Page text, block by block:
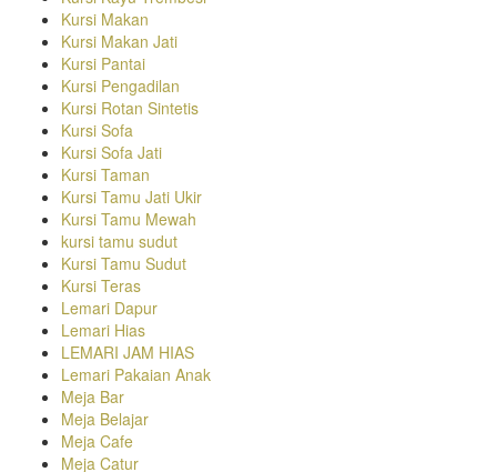
Kursi Makan
Kursi Makan Jati
Kursi Pantai
Kursi Pengadilan
Kursi Rotan Sintetis
Kursi Sofa
Kursi Sofa Jati
Kursi Taman
Kursi Tamu Jati Ukir
Kursi Tamu Mewah
kursi tamu sudut
Kursi Tamu Sudut
Kursi Teras
Lemari Dapur
Lemari Hias
LEMARI JAM HIAS
Lemari Pakaian Anak
Meja Bar
Meja Belajar
Meja Cafe
Meja Catur